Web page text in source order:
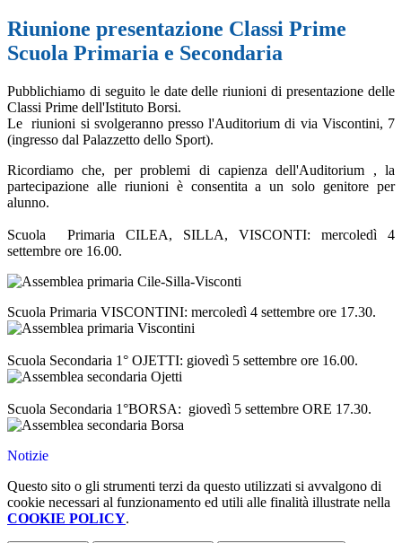
Riunione presentazione Classi Prime
Scuola Primaria e Secondaria
Pubblichiamo di seguito le date delle riunioni di presentazione delle
Classi Prime dell'Istituto Borsi.
Le riunioni si svolgeranno presso l'Auditorium di via Viscontini, 7
(ingresso dal Palazzetto dello Sport).
Ricordiamo che, per problemi di capienza dell'Auditorium , la
partecipazione alle riunioni è consentita a un solo genitore per
alunno.
Scuola Primaria CILEA, SILLA, VISCONTI: mercoledì 4
settembre ore 16.00.
Scuola Primaria VISCONTINI: mercoledì 4 settembre ore 17.30.
Scuola Secondaria 1° OJETTI: giovedì 5 settembre ore 16.00.
Scuola Secondaria 1°BORSA: giovedì 5 settembre ORE 17.30.
Notizie
Questo sito o gli strumenti terzi da questo utilizzati si avvalgono di
cookie necessari al funzionamento ed utili alle finalità illustrate nella
COOKIE POLICY.